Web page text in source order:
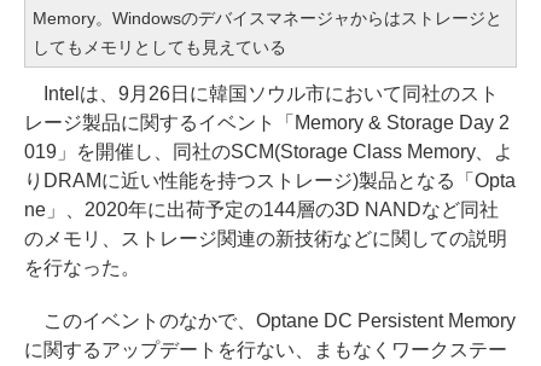
Memory。Windowsのデバイスマネージャからはストレージと
してもメモリとしても見えている
Intelは、9月26日に韓国ソウル市において同社のスト
レージ製品に関するイベント「Memory & Storage Day 2
019」を開催し、同社のSCM(Storage Class Memory、よ
りDRAMに近い性能を持つストレージ)製品となる「Opta
ne」、2020年に出荷予定の144層の3D NANDなど同社
のメモリ、ストレージ関連の新技術などに関しての説明
を行なった。
このイベントのなかで、Optane DC Persistent Memory
に関するアップデートを行ない、まもなくワークステー